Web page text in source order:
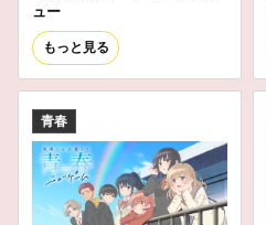
ュー
もっと見る
青春